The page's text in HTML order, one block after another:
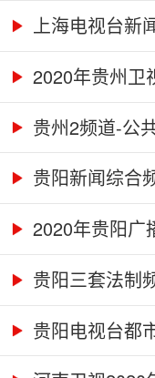
上海电视台新
2020年贵州卫
贵州2频道-公
贵阳新闻综合
2020年贵阳广
贵阳三套法制
贵阳电视台都